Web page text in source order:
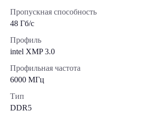
Пропускная способность
48 Гб/с
Профиль
intel XMP 3.0
Профильная частота
6000 МГц
Тип
DDR5